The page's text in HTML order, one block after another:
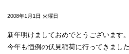
2008年1月1日 火曜日
新年明けましておめでとうございます。
今年も恒例の伏見稲荷に行ってきました